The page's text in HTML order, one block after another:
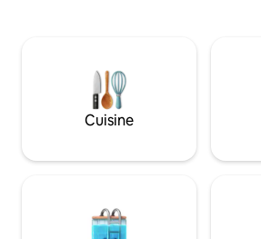
chaude, d'ustensiles de cuisine, d'un
poêle, d'un réfrigérateur, d'une
cafetière, de savon et de papier
hygiénique. Prix spécial en semaine.
Cuisine